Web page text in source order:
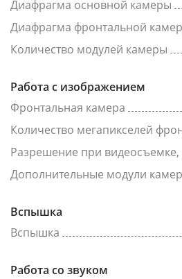
Диафрагма основной камеры
Диафрагма фронтальной
Количество модулей камеры
Работа с изображением
Фронтальная камера
Количество мегапикселей
Разрешение при видеосъемке,
Дополнительные модули
Вспышка
Вспышка
Работа со звуком